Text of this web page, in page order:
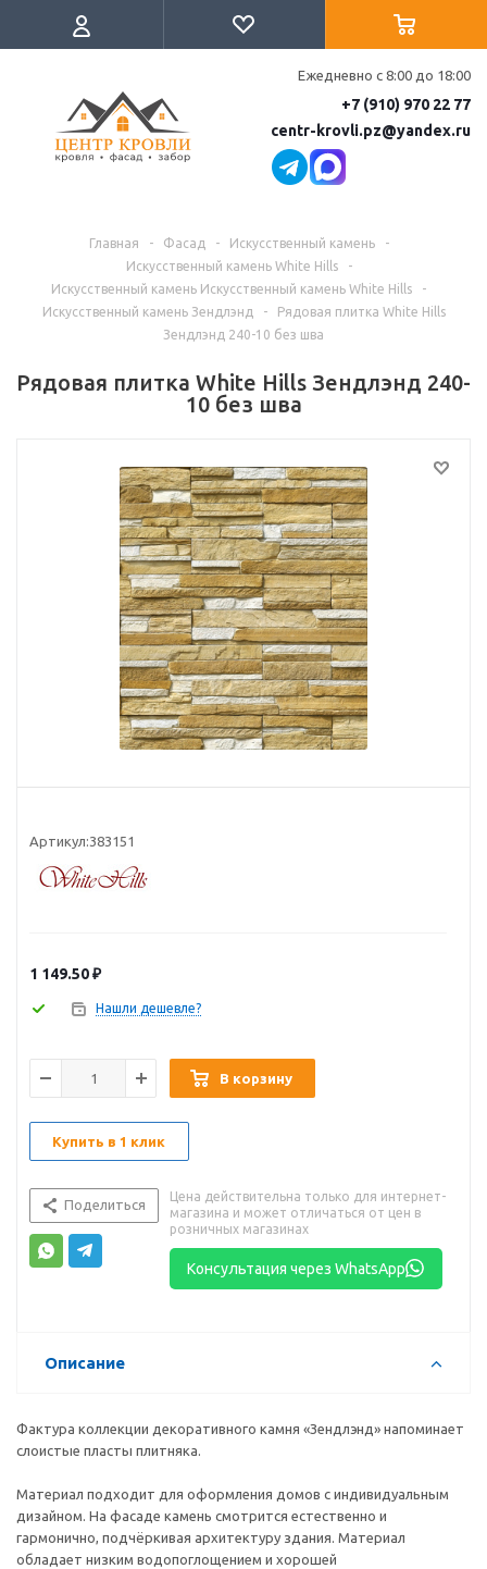
Ежедневно с 8:00 до 18:00
+7 (910) 970 22 77
centr-krovli.pz@yandex.ru
Главная - Фасад - Искусственный камень
-
Искусственный камень White Hills
-
Искусственный камень Искусственный камень White Hills
-
Искусственный камень Зендлэнд
-
Рядовая плитка White Hills
Зендлэнд 240-10 без шва
Рядовая плитка White Hills Зендлэнд 240-
10 без шва
Артикул:383151
1 149.50₽
Нашли дешевле?
В корзину
Купить в 1 клик
Поделиться
Цена действительна только для интернет-
магазина и может отличаться от цен в
розничных магазинах
Консультация через WhatsApp
Описание
Фактура коллекции декоративного камня «Зендлэнд» напоминает
слоистые пласты плитняка.
Материал подходит для оформления домов с индивидуальным
дизайном. На фасаде камень смотрится естественно и
гармонично, подчёркивая архитектуру здания. Материал
обладает низким водопоглощением и хорошей